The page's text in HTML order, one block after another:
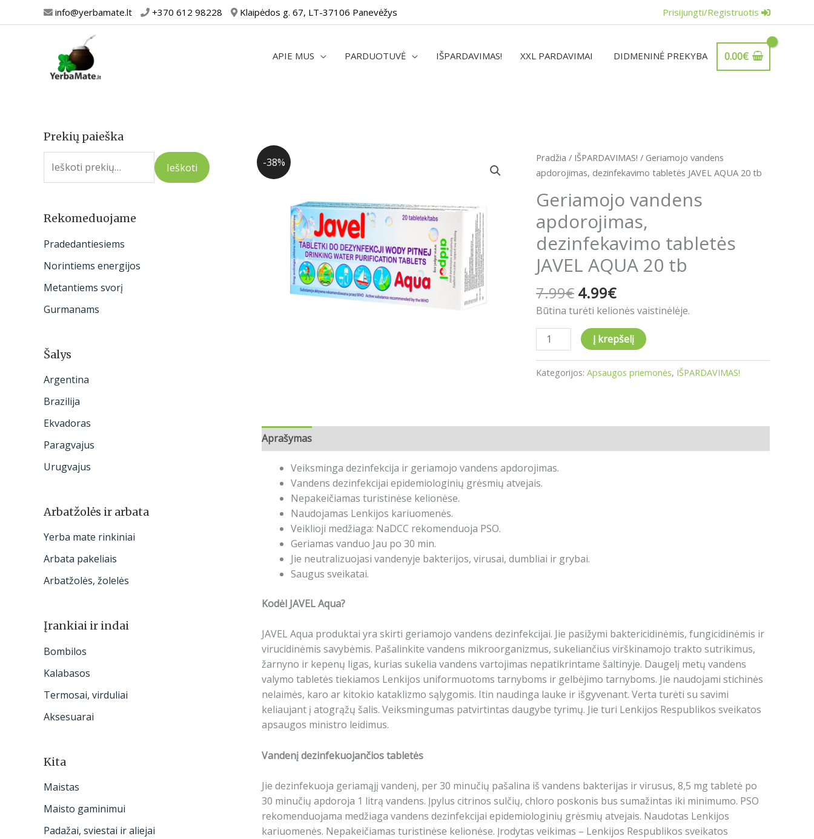
prie
info@yerbamate.lt +370 612 98228 Klaipėdos g. 67, LT-37106 Panevėžys Prisijungti/Registruotis
APIE MUS PARDUOTUVĖ IŠPARDAVIMAS! XXL PARDAVIMAI DIDMENINĖ PREKYBA 0.00€
Prekių paieška
I
e
o
:
Ieškoti
Rekomeduojame
Pradedantiesiems
Norintiems energijos
Metantiems svorį
Gurmanams
Šalys
Argentina
Brazilija
Ekvadoras
Paragvajus
Urugvajus
Arbatžolės ir arbata
Yerba mate rinkiniai
Arbata pakeliais
Arbatžolės, žolelės
Įrankiai ir indai
Bombilos
Kalabasos
Termosai, virduliai
Aksesuarai
Kita
Maistas
Maisto gaminimui
Padažai, sviestai ir aliejai
-38% Pradžia / IŠPARDAVIMAS! / Geriamojo vandens
apdorojimas, dezinfekavimo tabletės JAVEL AQUA 20 tb
Geriamojo vandens
apdorojimas,
dezinfekavimo tabletės
JAVEL AQUA 20 tb
7.99€
Original
price
7.99€.
4.99€
Current
price
4.99€.
Būtina turėti kelionės vaistinėlėje.
produkto
kiekis:
vandens
apdorojimas,
dezinfekavimo
tabletės
JAVEL
AQUA
20
tb
Į krepšelį
Kategorijos:Apsaugos priemonės, IŠPARDAVIMAS!
Aprašymas
Veiksminga dezinfekcija ir geriamojo vandens apdorojimas.
Vandens dezinfekcijai epidemiologinių grėsmių atvejais.
Nepakeičiamas turistinėse kelionėse.
Naudojamas Lenkijos kariuomenės.
Veiklioji medžiaga: NaDCC rekomenduoja PSO.
Geriamas vanduo Jau po 30 min.
Jie neutralizuojasi vandenyje bakterijos, virusai, dumbliai ir grybai.
Saugus sveikatai.
Kodėl JAVEL Aqua?
JAVEL Aqua produktai yra skirti geriamojo vandens dezinfekcijai. Jie pasižymi baktericidinėmis, fungicidinėmis ir
virucidinėmis savybėmis. Pašalinkite vandens mikroorganizmus, sukeliančius virškinamojo trakto sutrikimus,
žarnyno ir kepenų ligas, kurias sukelia vandens vartojimas nepatikrintame šaltinyje. Daugelį metų vandens
valymo tabletės tiekiamos Lenkijos uniformuotoms tarnyboms ir gelbėjimo tarnyboms. Jie naudojami stichinės
nelaimės, karo ar kitokio kataklizmo sąlygomis. Itin naudinga lauke ir išgyvenant. Verta turėti su savimi
keliaujant į atogrąžų šalis. Veiksmingumas patvirtintas daugybe tyrimų. Jie turi Lenkijos Respublikos sveikatos
apsaugos ministro leidimus.
Vandenį dezinfekuojančios tabletės
Jie dezinfekuoja geriamąjį vandenį, per 30 minučių pašalina iš vandens bakterijas ir virusus, 8,5 mg tabletė po
30 minučių apdoroja 1 litrą vandens. Įpylus citrinos sulčių, chloro poskonis bus sumažintas iki minimumo. PSO
rekomenduojama medžiaga vandens dezinfekcijai epidemiologinių grėsmių atvejais. Naudotas Lenkijos
kariuomenės. Nepakeičiamas turistinėse kelionėse. Įrodytas veikimas – Lenkijos Respublikos sveikatos